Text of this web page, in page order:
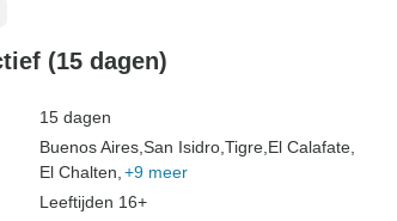
(15 dagen)
15 dagen
Buenos Aires, San Isidro, Tigre, El Calafate,
El Chalten, +9 meer
Leeftijden 16+